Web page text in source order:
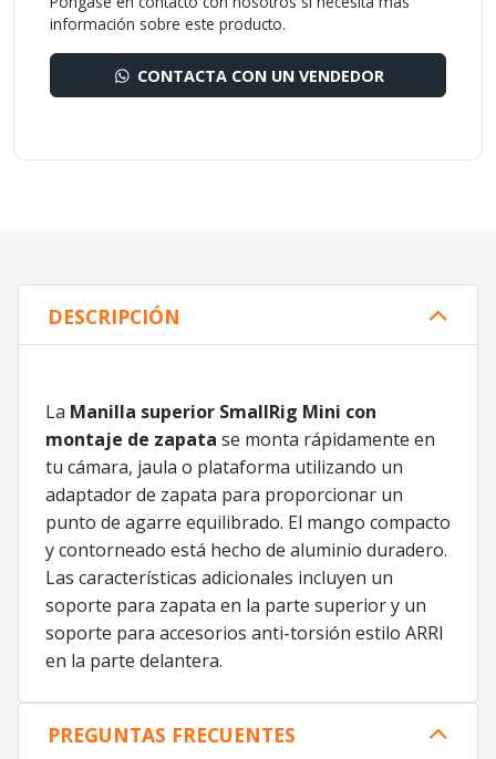
información sobre este producto.
CONTACTA CON UN VENDEDOR
DESCRIPCIÓN
La Manilla superior SmallRig Mini con
montaje de zapata se monta rápidamente en
tu cámara, jaula o plataforma utilizando un
adaptador de zapata para proporcionar un
punto de agarre equilibrado. El mango compacto
y contorneado está hecho de aluminio duradero.
Las características adicionales incluyen un
soporte para zapata en la parte superior y un
soporte para accesorios anti-torsión estilo ARRI
en la parte delantera.
PREGUNTAS FRECUENTES